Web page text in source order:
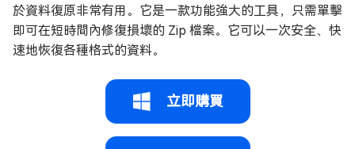
於資料復原非常有用。它是一款功能強大的工具，只需單擊
即可在短時間內修復損壞的 Zip 檔案。它可以一次安全、快
速地恢復各種格式的資料。
立即購買